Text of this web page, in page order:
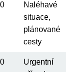
Naléhavé
situace,
plánované
cesty
Urgentní